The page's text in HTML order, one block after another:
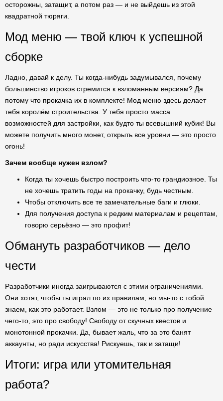
осторожны, затащит, а потом раз — и не выйдешь из этой
квадратной тюряги.
Мод меню — твой ключ к успешной
сборке
Ладно, давай к делу. Ты когда-нибудь задумывался, почему
большинство игроков стремится к взломанным версиям? Да
потому что прокачка их в комплекте! Мод меню здесь делает
тебя королём строительства. У тебя просто масса
возможностей для застройки, как будто ты всевышний кубик! Вы
можете получить много монет, открыть все уровни — это просто
огонь!
Зачем вообще нужен взлом?
Когда ты хочешь быстро построить что-то грандиозное. Ты
не хочешь тратить годы на прокачку, будь честным.
Чтобы отключить все те замечательные баги и глюки.
Для получения доступа к редким материалам и рецептам,
говорю серьёзно — это профит!
Обмануть разработчиков — дело
чести
Разработчики иногда заигрываются с этими ограничениями.
Они хотят, чтобы ты играл по их правилам, но мы-то с тобой
знаем, как это работает. Взлом — это не только про получение
чего-то, это про свободу! Свободу от скучных квестов и
монотонной прокачки. Да, бывает жаль, что за это банят
аккаунты, но ради искусства! Рискуешь, так и затащи!
Итоги: игра или утомительная
работа?